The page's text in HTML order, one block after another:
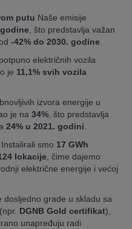
putu Naše emisije
, što predstavlja važan
-42% do 2030. godine
električnih vozila
je 11,1% svih vozila
izvora energije u
je na 34% , što predstavlja
24% u 2021. godini
Instalirali smo 17 GWh
lokacije , čime dajemo
električne energije i većoj
dosljedno grade u skladu sa
DGNB Gold certifikat),
unapređuju radi